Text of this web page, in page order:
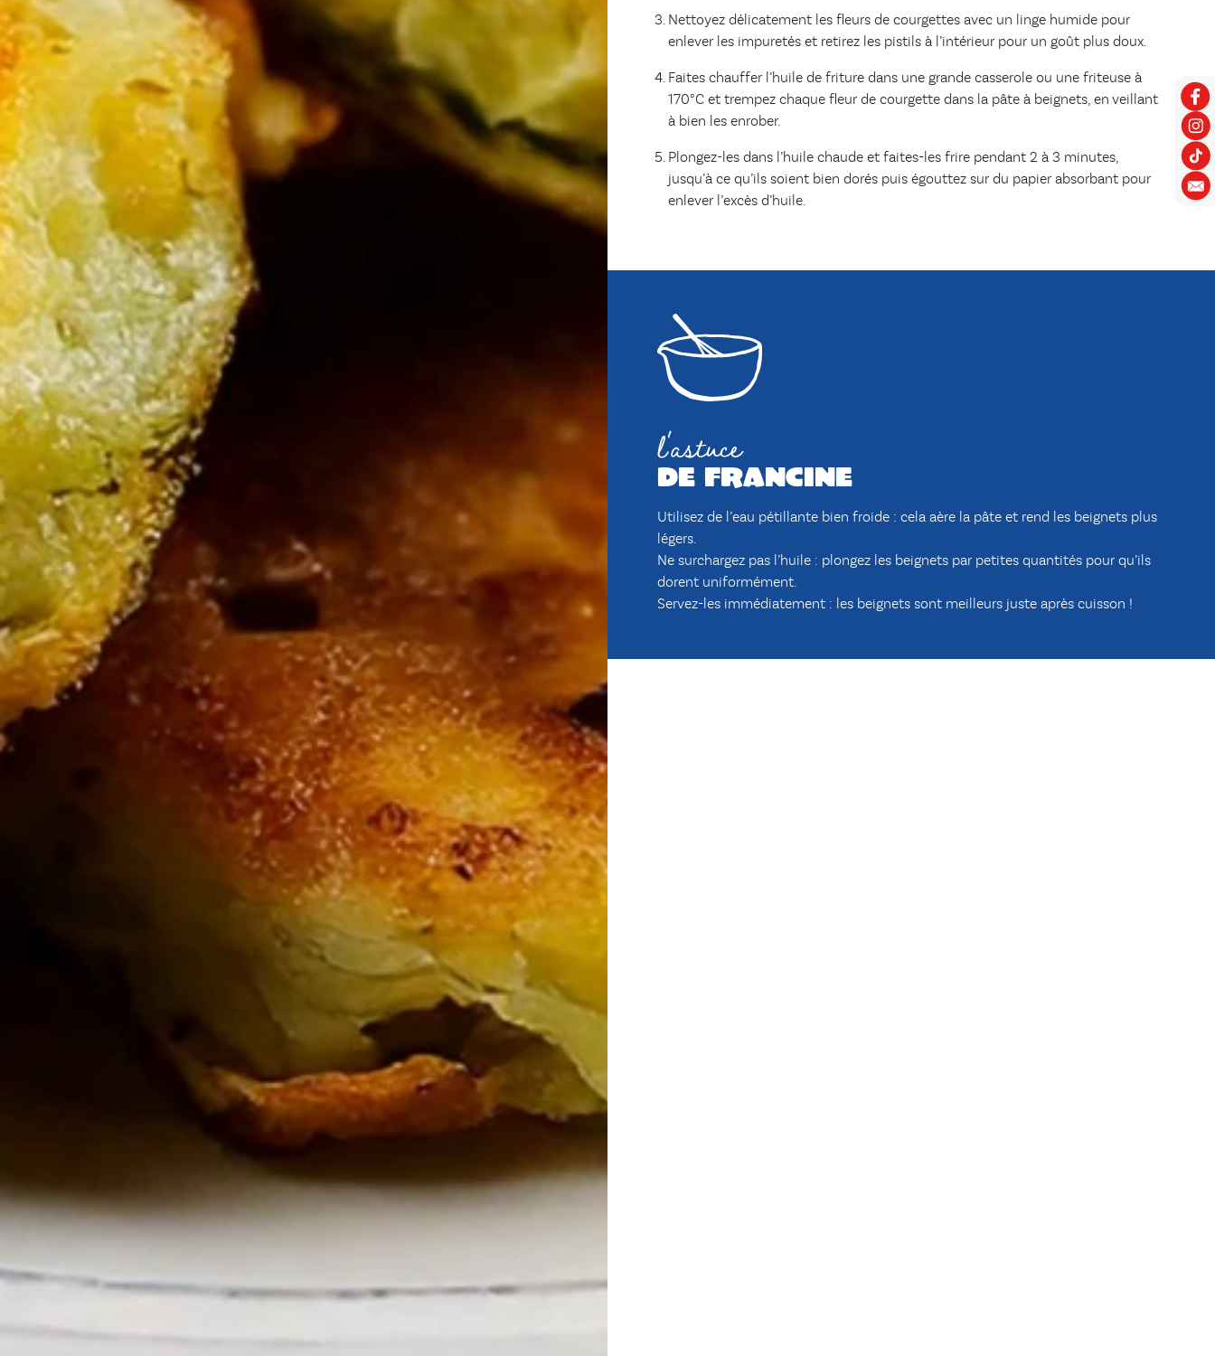
Nettoyez délicatement les fleurs de courgettes avec un linge humide pour
enlever les impuretés et retirez les pistils à l’intérieur pour un goût plus doux.
Faites chauffer l’huile de friture dans une grande casserole ou une friteuse à
170°C et trempez chaque fleur de courgette dans la pâte à beignets, en veillant
à bien les enrober.
Plongez-les dans l’huile chaude et faites-les frire pendant 2 à 3 minutes,
jusqu’à ce qu’ils soient bien dorés puis égouttez sur du papier absorbant pour
enlever l’excès d’huile.
l'astuce
de francine
Utilisez de l’eau pétillante bien froide : cela aère la pâte et rend les beignets plus
légers.
Ne surchargez pas l’huile : plongez les beignets par petites quantités pour qu’ils
dorent uniformément.
Servez-les immédiatement : les beignets sont meilleurs juste après cuisson !